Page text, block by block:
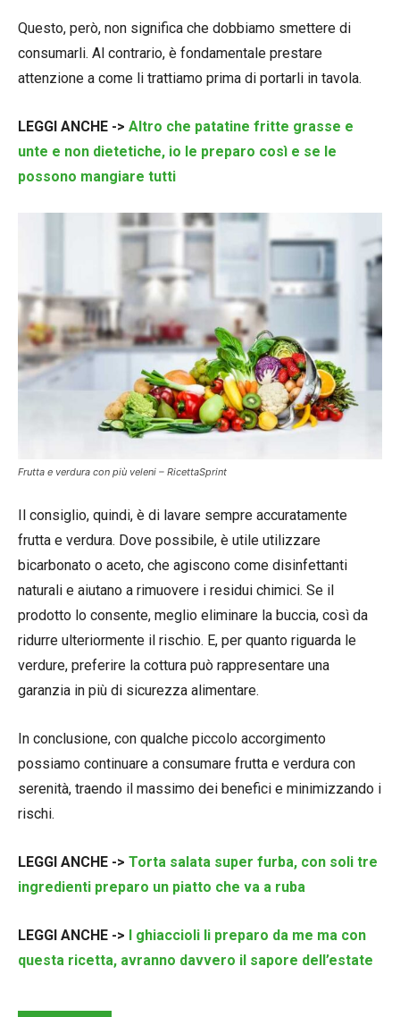
Questo, però, non significa che dobbiamo smettere di
consumarli. Al contrario, è fondamentale prestare
attenzione a come li trattiamo prima di portarli in tavola.
LEGGI ANCHE -> Altro che patatine fritte grasse e
unte e non dietetiche, io le preparo così e se le
possono mangiare tutti
Frutta e verdura con più veleni – RicettaSprint
Il consiglio, quindi, è di lavare sempre accuratamente
frutta e verdura. Dove possibile, è utile utilizzare
bicarbonato o aceto, che agiscono come disinfettanti
naturali e aiutano a rimuovere i residui chimici. Se il
prodotto lo consente, meglio eliminare la buccia, così da
ridurre ulteriormente il rischio. E, per quanto riguarda le
verdure, preferire la cottura può rappresentare una
garanzia in più di sicurezza alimentare.
In conclusione, con qualche piccolo accorgimento
possiamo continuare a consumare frutta e verdura con
serenità, traendo il massimo dei benefici e minimizzando i
rischi.
LEGGI ANCHE -> Torta salata super furba, con soli tre
ingredienti preparo un piatto che va a ruba
LEGGI ANCHE -> I ghiaccioli li preparo da me ma con
questa ricetta, avranno davvero il sapore dell’estate